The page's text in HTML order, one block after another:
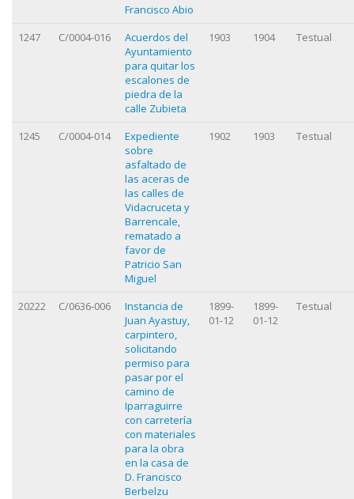
Francisco Abio
1247
C/0004-016
Acuerdos del
Ayuntamiento
para quitar los
escalones de
piedra de la
calle Zubieta
1903 1904 Testual
1245 C/0004-014
Expediente
sobre
asfaltado de
las aceras de
las calles de
Vidacruceta y
Barrencale,
rematado a
favor de
Patricio San
Miguel
1902 1903 Testual
20222 C/0636-006
Instancia de
Juan Ayastuy,
carpintero,
solicitando
permiso para
pasar por el
camino de
Iparraguirre
con carretería
con materiales
para la obra
en la casa de
D. Francisco
Berbelzu
1899-
01-12
1899-
01-12
Testual